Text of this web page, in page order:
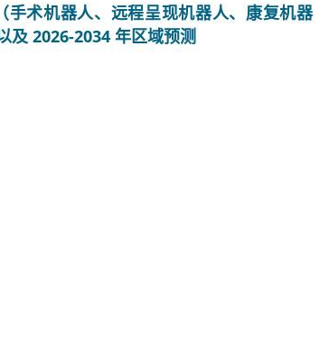
术机器人、远程呈现机器人、康复机器
及 2026-2034 年区域预测